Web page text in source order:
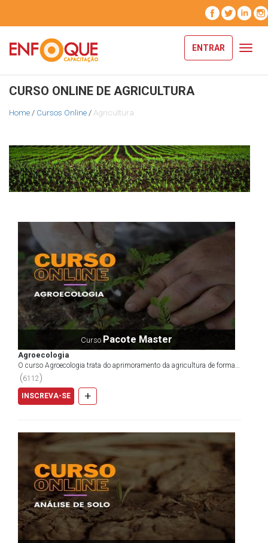
ENTRAR
CURSO ONLINE DE AGRICULTURA
Home / Cursos Online / Agricultura
Curso Pacote Master
Agroecologia
O curso Agroecologia trata do aprimoramento da agricultura de forma
favorável ao meio ambiente utilizando técnicas...
(6112)
INSCREVA-SE +